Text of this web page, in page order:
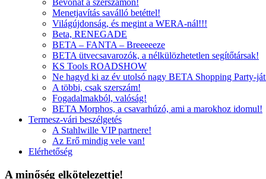
Bevonat a szerszámon!
Menetjavítás saválló betéttel!
Világújdonság, és megint a WERA-nál!!!
Beta, RENEGADE
BETA – FANTA – Breeeeeze
BETA ütvecsavarozók, a nélkülözhetetlen segítőtársak!
KS Tools ROADSHOW
Ne hagyd ki az év utolsó nagy BETA Shopping Party-
A többi, csak szerszám!
Fogadalmakból, valóság!
BETA Morphos, a csavarhúzó, ami a marokhoz idomul!
Termesz-vári beszélgetés
A Stahlwille VIP partnere!
Az Erő mindig vele van!
Elérhetőség
A minőség elkötelezettje!